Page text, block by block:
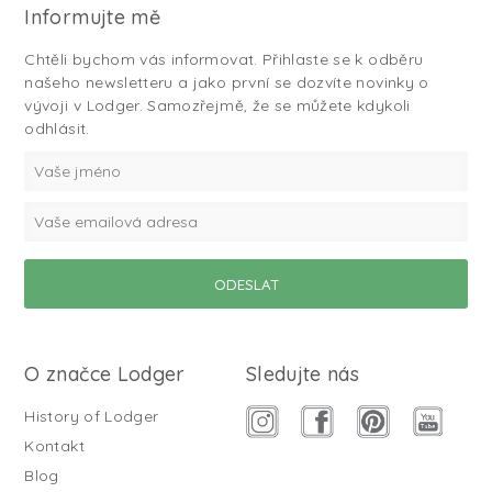
Informujte mě
Chtěli bychom vás informovat. Přihlaste se k odběru
našeho newsletteru a jako první se dozvíte novinky o
vývoji v Lodger. Samozřejmě, že se můžete kdykoli
odhlásit.
O značce Lodger
History of Lodger
Kontakt
Blog
Sledujte nás